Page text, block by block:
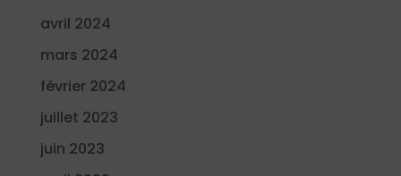
avril 2024
mars 2024
février 2024
juillet 2023
juin 2023